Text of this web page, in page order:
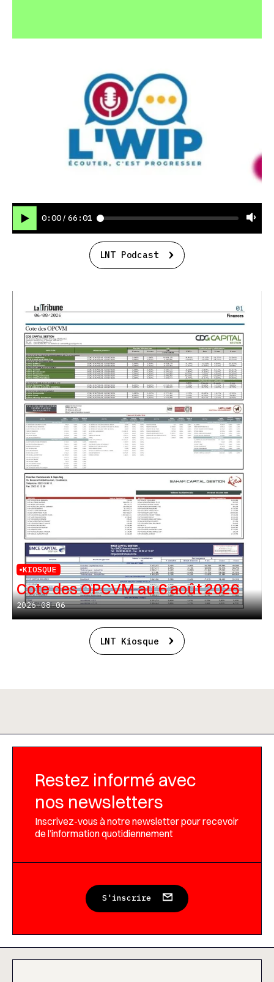
0:00 / 66:01
LNT Podcast
KIOSQUE
Cote des OPCVM au 6 août 2026
2026-08-06
LNT Kiosque
Restez informé avec
nos newsletters
Inscrivez-vous à notre newsletter pour recevoir
de l’information quotidiennement
S'inscrire